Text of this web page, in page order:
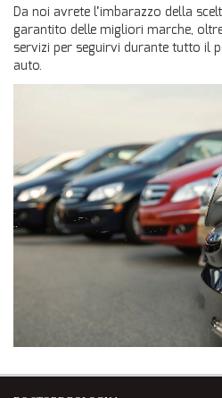
VETTURE USATE
UNIVERSO DS
VALUTA USATO DS
CONTATTI
Da noi avrete l’imbarazzo della
garantito delle migliori marche,
servizi per seguirvi durante tutto il
auto.